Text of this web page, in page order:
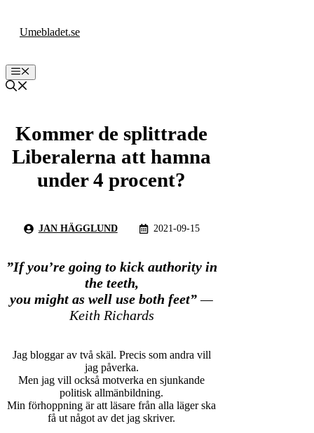
Umebladet.se
Meny
Kommer de splittrade
Liberalerna att hamna
under 4 procent?
JAN HÄGGLUND 2021-09-15
”If you’re going to kick authority in
the teeth,
you might as well use both feet”—
Keith Richards
Jag bloggar av två skäl. Precis som andra vill
jag påverka.
Men jag vill också motverka en sjunkande
politisk allmänbildning.
Min förhoppning är att läsare från alla läger ska
få ut något av det jag skriver.